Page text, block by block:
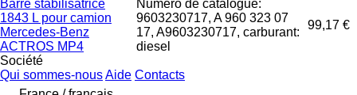
Barre stabilisatrice
1843 L pour camion
Mercedes-Benz
ACTROS MP4
Numéro de catalogue:
9603230717, A 960 323 07
17, A9603230717, carburant:
diesel
99,17 €
Société
Qui sommes-nousAide Contacts